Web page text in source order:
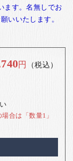
ます。名無しでお
いいたします。
円 （税込）
合は「数量1」